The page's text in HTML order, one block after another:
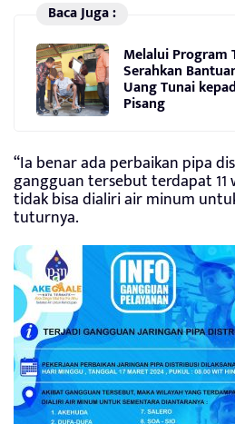
Baca Juga :
Melalui Program
Serahkan
Uang Tunai
Pisang
“Ia benar ada perbaikan pipa
gangguan tersebut terdapat
tidak bisa dialiri air minum
tuturnya.